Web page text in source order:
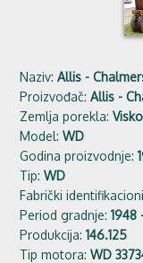
Naziv:Allis -
Proizvođač:Allis -
Zemlja porekla:
Model:WD
Godina proizvodnje:
Tip:WD
Fabrički
Period gradnje:1948
Produkcija:146.125
Tip motora:WD